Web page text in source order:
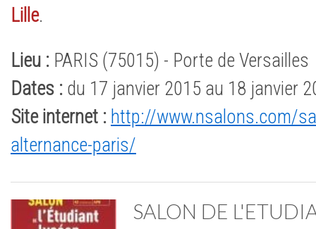
Lille.
Lieu : PARIS (75015) - Porte de Versailles
Dates : du 17 janvier 2015 au 18 janvier
Site internet : http://www.nsalons.com/
alternance-paris/
SALON DE